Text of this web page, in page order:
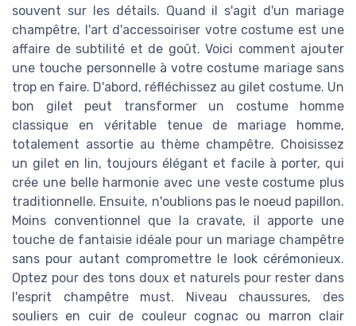
souvent sur les détails. Quand il s'agit d'un mariage
champêtre, l'art d'accessoiriser votre costume est une
affaire de subtilité et de goût. Voici comment ajouter
une touche personnelle à votre costume mariage sans
trop en faire. D'abord, réfléchissez au gilet costume. Un
bon gilet peut transformer un costume homme
classique en véritable tenue de mariage homme,
totalement assortie au thème champêtre. Choisissez
un gilet en lin, toujours élégant et facile à porter, qui
crée une belle harmonie avec une veste costume plus
traditionnelle. Ensuite, n'oublions pas le noeud papillon.
Moins conventionnel que la cravate, il apporte une
touche de fantaisie idéale pour un mariage champêtre
sans pour autant compromettre le look cérémonieux.
Optez pour des tons doux et naturels pour rester dans
l'esprit champêtre must. Niveau chaussures, des
souliers en cuir de couleur cognac ou marron clair